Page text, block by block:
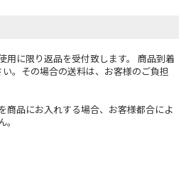
用に限り返品を受付致します。 商品到着
。その場合の送料は、お客様のご負担
商品にお入れする場合、お客様都合によ
。